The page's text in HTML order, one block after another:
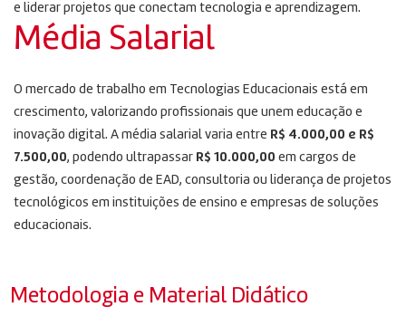
e liderar projetos que conectam tecnologia e aprendizagem.
Média Salarial
O mercado de trabalho em Tecnologias Educacionais está em
crescimento, valorizando profissionais que unem educação e
inovação digital. A média salarial varia entre R$ 4.000,00 e R$
7.500,00, podendo ultrapassar R$ 10.000,00 em cargos de
gestão, coordenação de EAD, consultoria ou liderança de projetos
tecnológicos em instituições de ensino e empresas de soluções
educacionais.
Metodologia e Material Didático